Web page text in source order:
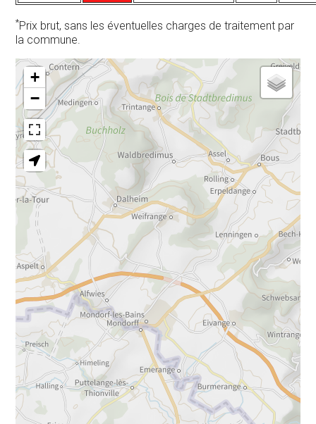
*Prix brut, sans les éventuelles charges de traitement par
la commune.
+
−